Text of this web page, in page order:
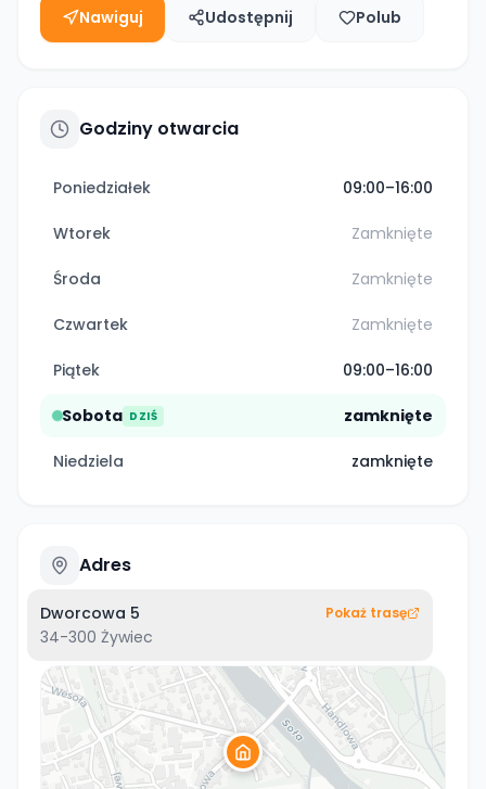
Nawiguj Udostępnij Polub
Godziny otwarcia
Poniedziałek 09:00–16:00
Wtorek Zamknięte
Środa Zamknięte
Czwartek Zamknięte
Piątek 09:00–16:00
Sobota DZIŚ zamknięte
Niedziela zamknięte
Adres
Dworcowa 5
34-300 Żywiec
Pokaż trasę